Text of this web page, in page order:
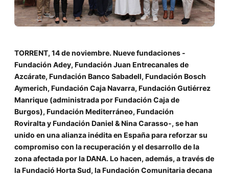
TORRENT, 14 de noviembre. Nueve fundaciones -
Fundación Adey, Fundación Juan Entrecanales de
Azcárate, Fundación Banco Sabadell, Fundación Bosch
Aymerich, Fundación Caja Navarra, Fundación Gutiérrez
Manrique (administrada por Fundación Caja de
Burgos), Fundación Mediterráneo, Fundación
Roviralta yFundación Daniel & Nina Carasso-, se han
unido en una alianza inédita en España para reforzar su
compromiso con la recuperación y el desarrollo de la
zona afectada por la DANA. Lo hacen, además, a través de
la Fundació Horta Sud, la Fundación Comunitaria decana